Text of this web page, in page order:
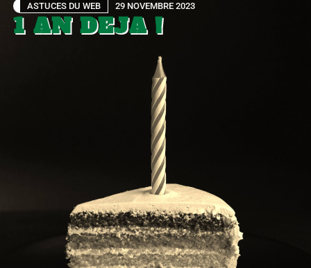
ASTUCES DU WEB 29 NOVEMBRE 2023
1 AN DEJA !